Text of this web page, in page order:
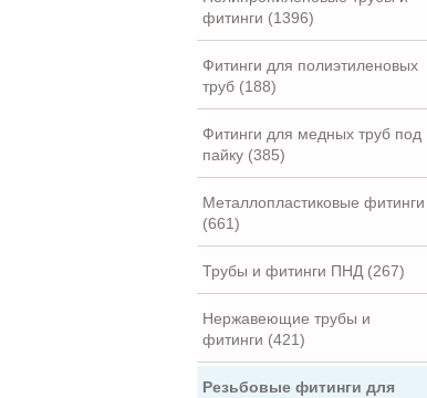
фитинги (1396)
Фитинги для полиэтиленовых
труб (188)
Фитинги для медных труб под
пайку (385)
Металлопластиковые фитинги
(661)
Трубы и фитинги ПНД (267)
Нержавеющие трубы и
фитинги (421)
Резьбовые фитинги для